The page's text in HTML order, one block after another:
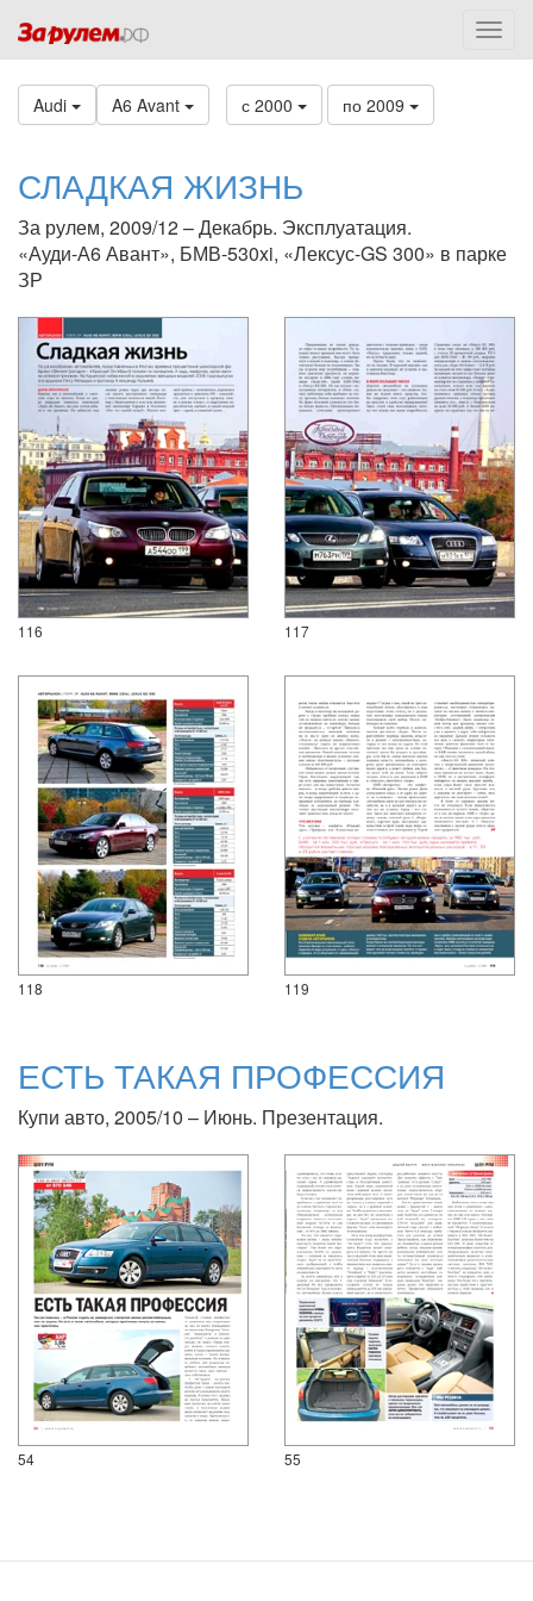
Audi A6 Avant с 2000 по 2009
СЛАДКАЯ ЖИЗНЬ
За рулем, 2009/12 – Декабрь. Эксплуатация.
«Ауди-А6 Авант», БМВ-530xi, «Лексус-GS 300» в парке
ЗР
116 117
118 119
ЕСТЬ ТАКАЯ ПРОФЕССИЯ
Купи авто, 2005/10 – Июнь. Презентация.
54 55